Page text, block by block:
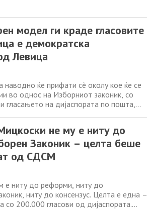
модел ги краде гласовите
е демократска
Левица
ќе прифати сè околу кое ќе се
во однос на Изборниот законик, со
гласањето на дијаспората по пошта,
не му е ниту до
Законик – целта беше
од СДСМ
ниту до реформи, ниту до
ниту до консензус. Целта е една –
со 200.000 гласови од дијаспората.